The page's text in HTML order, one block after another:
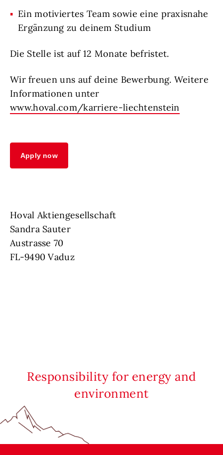
Ein motiviertes Team sowie eine praxisnahe
Ergänzung zu deinem Studium
Die Stelle ist auf 12 Monate befristet.
Wir freuen uns auf deine Bewerbung. Weitere
Informationen unter
www.hoval.com/karriere-liechtenstein
Apply now
Hoval Aktiengesellschaft
Sandra Sauter
Austrasse 70
FL-9490 Vaduz
Responsibility for energy and
environment